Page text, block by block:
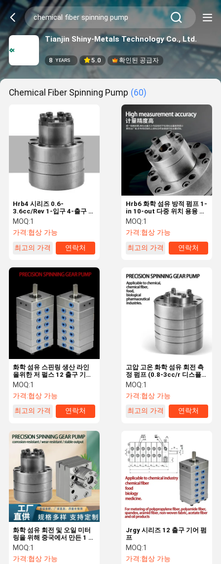
Tianjin Shiny-Metals Technology Co., Ltd.
8 YEARS 5.0 확인된 공급자
Chemical Fiber Spinning Pump (60)
Hrb4 시리즈 0.6-
3.6cc/Rev 1-입구 4-출구 폴
리에스터 화학 섬유 스핀 펌
프
MOQ:1
가격:협상 가능
최고의 가격
연락처
Hrb6 화학 섬유 방적 펌프 1-
in 10-out 다중 위치 용융 전
달 펌프
MOQ:1
가격:협상 가능
최고의 가격
연락처
화학 섬유 스핀링 생산 라인
을위한 저 펄스 12 출구 기어
오일 펌프
MOQ:1
가격:협상 가능
최고의 가격
연락처
고압 고온 화학 섬유 회전 측
정 펌프 (0.8-3cc/r 디스플로
먼트)
MOQ:1
가격:협상 가능
최고의 가격
연락처
화학 섬유 회전 및 오일 미터
링을 위해 중국에서 만든 1 인
4 출구 기어 펌프
MOQ:1
가격:협상 가능
Jrgy 시리즈 12 출구 기어 펌
프
MOQ:1
가격:협상 가능